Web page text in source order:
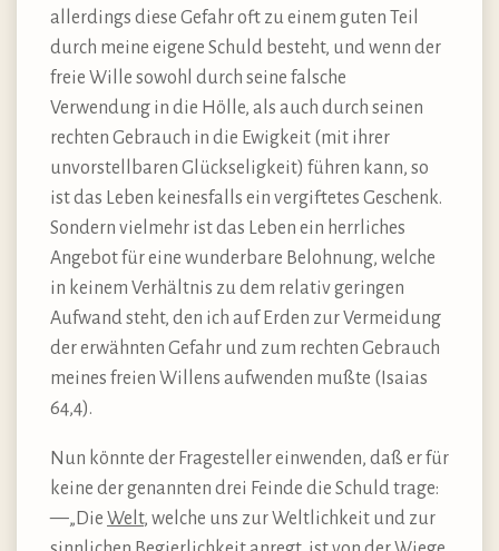
allerdings diese Gefahr oft zu einem guten Teil
durch meine eigene Schuld besteht, und wenn der
freie Wille sowohl durch seine falsche
Verwendung in die Hölle, als auch durch seinen
rechten Gebrauch in die Ewigkeit (mit ihrer
unvorstellbaren Glückseligkeit) führen kann, so
ist das Leben keinesfalls ein vergiftetes Geschenk.
Sondern vielmehr ist das Leben ein herrliches
Angebot für eine wunderbare Belohnung, welche
in keinem Verhältnis zu dem relativ geringen
Aufwand steht, den ich auf Erden zur Vermeidung
der erwähnten Gefahr und zum rechten Gebrauch
meines freien Willens aufwenden mußte (Isaias
64,4).
Nun könnte der Fragesteller einwenden, daß er für
keine der genannten drei Feinde die Schuld trage:
—„Die Welt, welche uns zur Weltlichkeit und zur